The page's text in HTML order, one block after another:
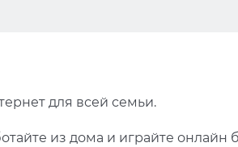
для всей семьи.
из дома и играйте онлайн